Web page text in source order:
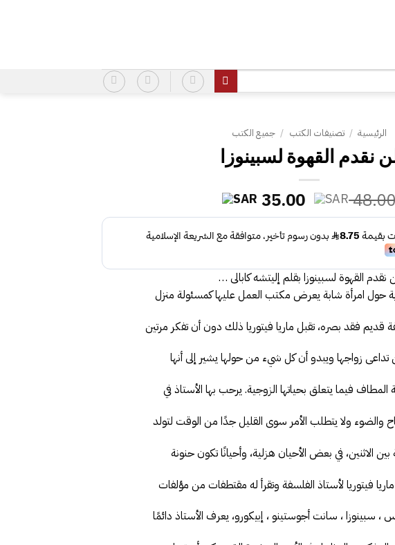
الرئيسية / تصنيفات الكتب / جميع الكتب
نقدم القهوة لسبينوزا
السعر
الأصلي
هو:
48.00.
35.00 السعر
الحالي
هو:
35.00.
نقدم القهوة لسبينوزا بقلم إليتشه كابالى …
حول امرأة شابة يعرض مكتب العمل عليها كمسئولة منزل
قديم فقد بصره، تقبل ماريا فيتوريا ذلك دون أن تفكر مرتين
تداعى زواجها ويبدو أن كل شيء من حولها يشير إلى أنها
فيما يتعلق بحياتها الزوجية. يرحب بها الأستاذ في
والضوء ولا يتطلب الأمر سوى القليل جدًا من الوقت لتولد
الاثنين، في بعض الأحيان هزلية، وأحيانًا تكون حنونة
فيتوريا لأستاذ الفلسفة وتقرأ له مقتطفات من مؤلفات
، سبينوزا ، سانت أجوستينو ، إبيكورو، يعرف الأستاذ دائمًا